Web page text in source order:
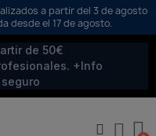
a partir del 3 de agosto
desde el 17 de agosto.
de 50€
+Info
seguro